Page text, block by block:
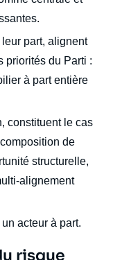
leur part, alignent
priorités du Parti :
à part entière
constituent le cas
de
structurelle,
alignement
un acteur à part.
risque